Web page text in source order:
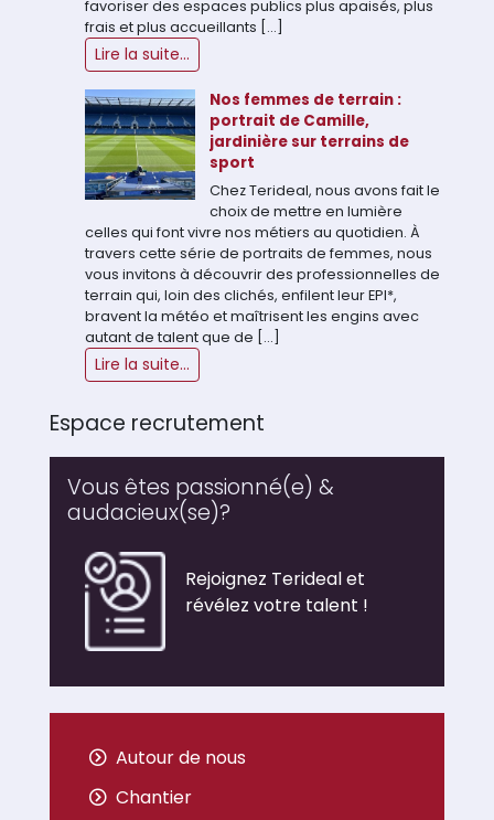
favoriser des espaces publics plus apaisés, plus
frais et plus accueillants […]
Lire la suite...
Nos femmes de terrain :
portrait de Camille,
jardinière sur terrains de
sport
Chez Terideal, nous avons fait le
choix de mettre en lumière
celles qui font vivre nos métiers au quotidien. À
travers cette série de portraits de femmes, nous
vous invitons à découvrir des professionnelles de
terrain qui, loin des clichés, enfilent leur EPI*,
bravent la météo et maîtrisent les engins avec
autant de talent que de […]
Lire la suite...
Espace recrutement
Vous êtes passionné(e) &
audacieux(se)?
Rejoignez Terideal et
révélez votre talent !
Autour de nous
Chantier